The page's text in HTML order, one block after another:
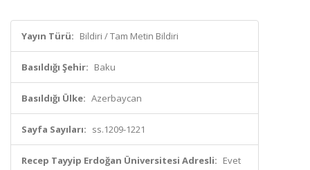
Yayın Türü: Bildiri / Tam Metin Bildiri
Basıldığı Şehir: Baku
Basıldığı Ülke: Azerbaycan
Sayfa Sayıları: ss.1209-1221
Recep Tayyip Erdoğan Üniversitesi Adresli: Evet